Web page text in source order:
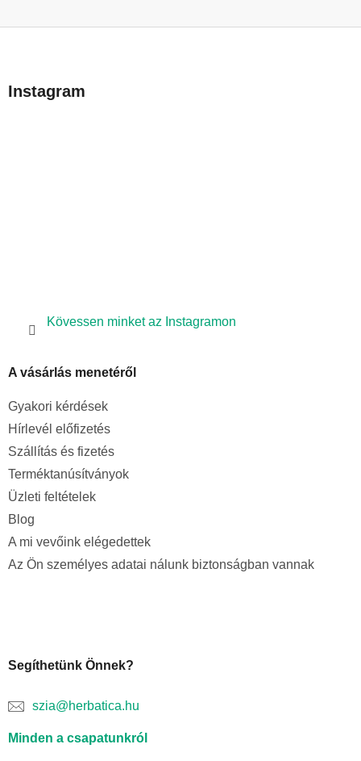
bInstagram
Kövessen minket az Instagramon
A vásárlás menetéről
Gyakori kérdések
Hírlevél előfizetés
Szállítás és fizetés
Terméktanúsítványok
Üzleti feltételek
Blog
A mi vevőink elégedettek
Az Ön személyes adatai nálunk biztonságban vannak
Segíthetünk Önnek?
szia@herbatica.hu
Minden a csapatunkról